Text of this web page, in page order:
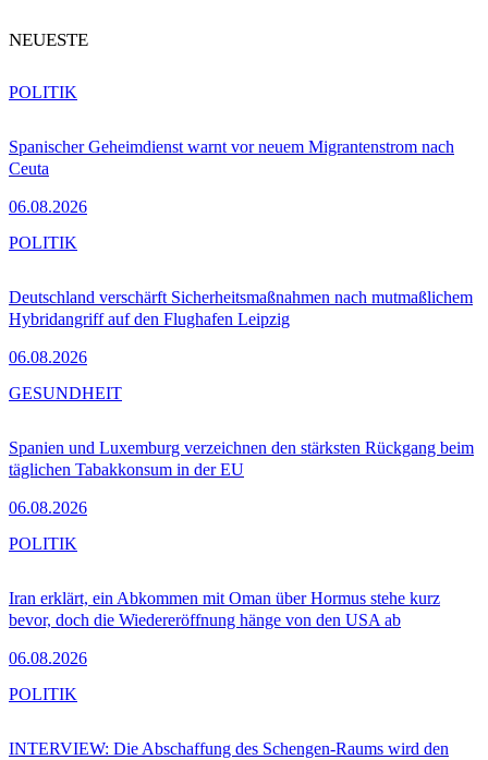
NEUESTE
Spanischer Geheimdienst warnt vor neuem Migrantenstrom nach
Ceuta
06.08.2026
POLITIK
Deutschland verschärft Sicherheitsmaßnahmen nach mutmaßlichem
Hybridangriff auf den Flughafen Leipzig
06.08.2026
POLITIK
Spanien und Luxemburg verzeichnen den stärksten Rückgang beim
täglichen Tabakkonsum in der EU
06.08.2026
GESUNDHEIT
Iran erklärt, ein Abkommen mit Oman über Hormus stehe kurz
bevor, doch die Wiedereröffnung hänge von den USA ab
06.08.2026
POLITIK
INTERVIEW: Die Abschaffung des Schengen-Raums wird den
POLITIK